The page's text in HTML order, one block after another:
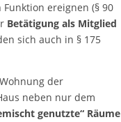
ereignen (§ 90
Betätigung als Mitglied
sich auch in § 175
der
neben nur dem
genutzte“ Räume